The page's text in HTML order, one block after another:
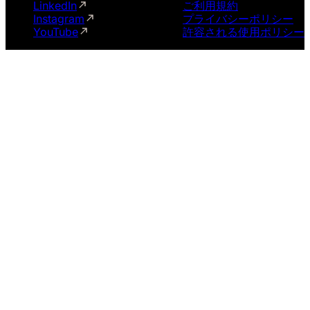
ご利用規約
プライバシーポリシー
許容される使用ポリシー
LinkedIn
Instagram
YouTube